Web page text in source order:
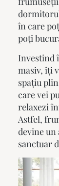
în care
poți
Investind
masiv, îți
spațiu
care vei
relaxezi
Astfel,
devine un
sanctuar